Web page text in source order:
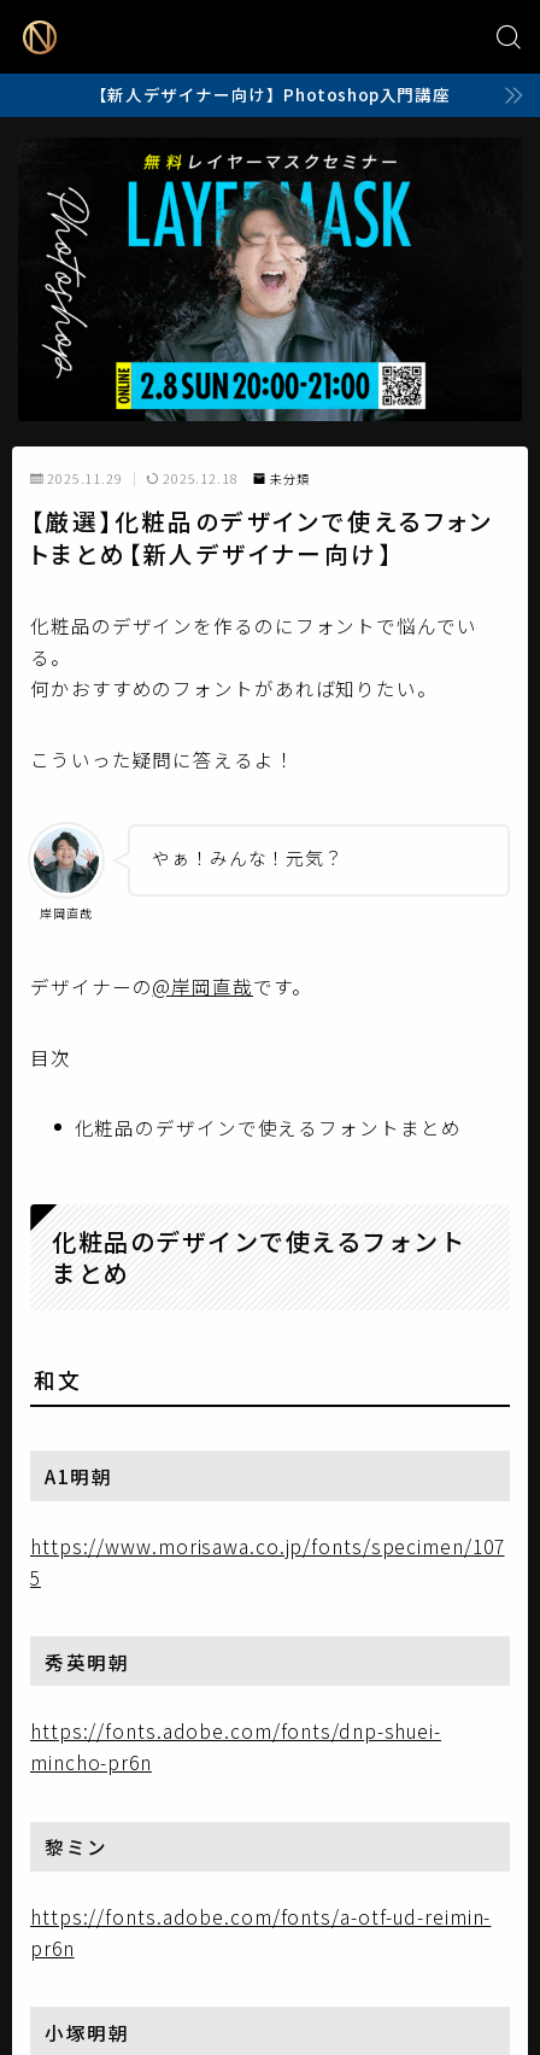
【新人デザイナー向け】Photoshop入門講座
2025.11.29 2025.12.18 未分類
【厳選】化粧品のデザインで使えるフォン
トまとめ【新人デザイナー向け】
化粧品のデザインを作るのにフォントで悩んでい
る。
何かおすすめのフォントがあれば知りたい。
こういった疑問に答えるよ！
岸岡直哉
やぁ！みんな！元気？
デザイナーの@岸岡直哉です。
目次
化粧品のデザインで使えるフォントまとめ
化粧品のデザインで使えるフォント
まとめ
和文
A1明朝
https://www.morisawa.co.jp/fonts/specimen/107
5
秀英明朝
https://fonts.adobe.com/fonts/dnp-shuei-
mincho-pr6n
黎ミン
https://fonts.adobe.com/fonts/a-otf-ud-reimin-
pr6n
小塚明朝